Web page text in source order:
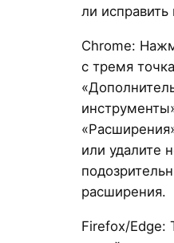
ли
Chrome:
с тремя
или удалите
расширения.
Firefox/Edge: